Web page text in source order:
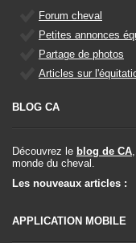
Forum cheval
Petites annonces
Partage de photos
Articles sur
BLOG CA
Découvrez le blog de CA
monde du cheval.
Les nouveaux articles :
APPLICATION MOBILE